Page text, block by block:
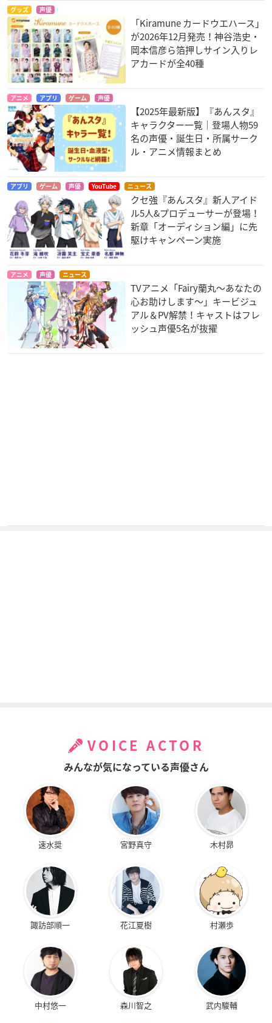
グッズ 声優
「Kiramune カードウエハース」
が2026年12月発売！神谷浩史・
岡本信彦ら箔押しサイン入りレ
アカードが全40種
アニメ アプリ ゲーム 声優
【2025年最新版】『あんスタ』
キャラクター一覧｜登場人物59
名の声優・誕生日・所属サーク
ル・アニメ情報まとめ
アプリ ゲーム 声優 YouTube ニュース
クセ強『あんスタ』新人アイド
ル5人&プロデューサーが登場！
新章「オーディション編」に先
駆けキャンペーン実施
アニメ 声優 ニュース
TVアニメ「Fairy蘭丸～あなたの
心お助けします～」キービジュ
アル＆PV解禁！キャストはフレ
ッシュ声優5名が抜擢
VOICE ACTOR
みんなが気になっている声優さん
速水奨 宮野真守 木村昴
諏訪部順一 花江夏樹 村瀬歩
中村悠一 森川智之 武内駿輔